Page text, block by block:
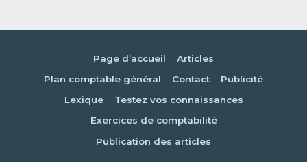
Page d’accueil
Articles
Plan comptable général
Contact
Publicité
Lexique
Testez vos connaissances
Exercices de comptabilité
Publication des articles